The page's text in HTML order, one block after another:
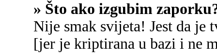
» Što ako izgubim
Nije smak svijeta! Jest da je
[jer je kriptirana u bazi i ne